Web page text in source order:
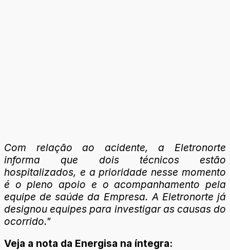
Com relação ao acidente, a Eletronorte
informa que dois técnicos estão
hospitalizados, e a prioridade nesse momento
é o pleno apoio e o acompanhamento pela
equipe de saúde da Empresa. A Eletronorte já
designou equipes para investigar as causas do
ocorrido."
Veja a nota da Energisa na íntegra: